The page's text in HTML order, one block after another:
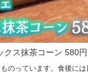
クス抹茶コーン 580円
のっています。食後には